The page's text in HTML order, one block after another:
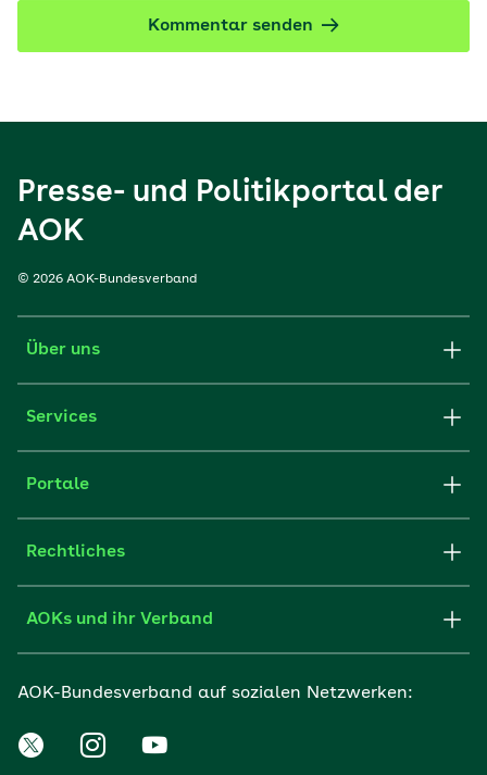
Kommentar senden
Presse- und Politikportal der
AOK
© 2026 AOK-Bundesverband
Über uns
Services
Portale
Rechtliches
AOKs und ihr Verband
AOK-Bundesverband auf sozialen Netzwerken: